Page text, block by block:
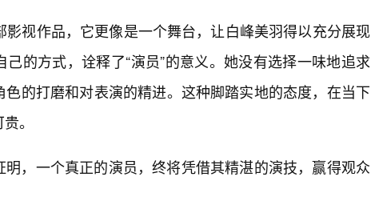
影视作品，它更像是一个舞台，让白峰美羽得以充分展现
的方式，诠释了“演员”的意义。她没有选择一味地追求
的打磨和对表演的精进。这种脚踏实地的态度，在当下
。
，一个真正的演员，终将凭借其精湛的演技，赢得观众